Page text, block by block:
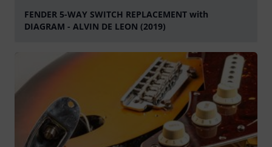
FENDER 5-WAY SWITCH REPLACEMENT with
DIAGRAM - ALVIN DE LEON (2019)